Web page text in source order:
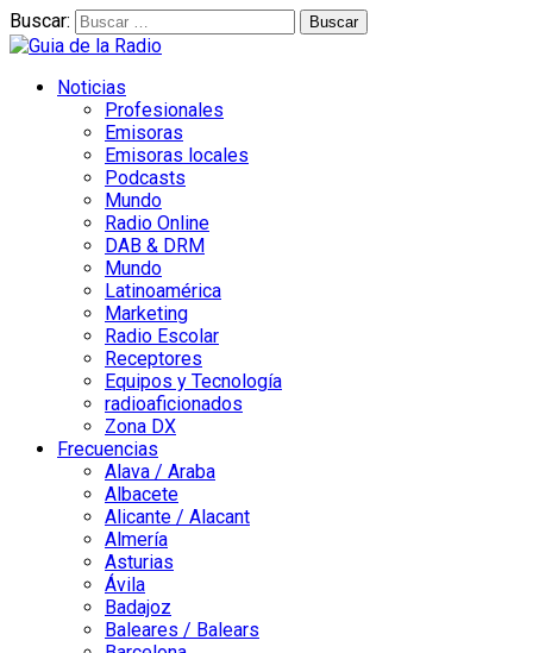
Buscar:
Noticias
Profesionales
Emisoras
Emisoras locales
Podcasts
Mundo
Radio Online
DAB & DRM
Mundo
Latinoamérica
Marketing
Radio Escolar
Receptores
Equipos y Tecnología
radioaficionados
Zona DX
Frecuencias
Alava / Araba
Albacete
Alicante / Alacant
Almería
Asturias
Ávila
Badajoz
Baleares / Balears